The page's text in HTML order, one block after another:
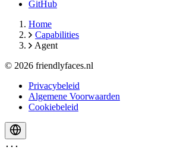
GitHub
Home
Capabilities
Agent
© 2026 friendlyfaces.nl
Privacybeleid
Algemene Voorwaarden
Cookiebeleid